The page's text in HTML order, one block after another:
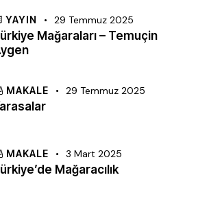
YAYIN 29 Temmuz 2025
Mağaraları – Temuçin
MAKALE 29 Temmuz 2025
MAKALE 3 Mart 2025
Mağaracılık